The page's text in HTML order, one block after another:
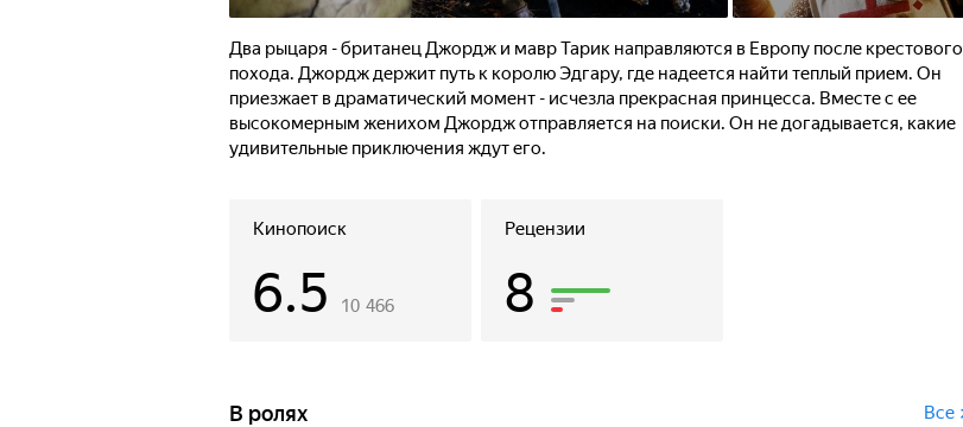
Два рыцаря - британец Джордж и мавр Тарик направляются в Европу после крестового
похода. Джордж держит путь к королю Эдгару, где надеется найти теплый прием. Он
приезжает в драматический момент - исчезла прекрасная принцесса. Вместе с ее
высокомерным женихом Джордж отправляется на поиски. Он не догадывается, какие
удивительные приключения ждут его.
Кинопоиск
6.5 10 466
Рецензии
8
В ролях Все